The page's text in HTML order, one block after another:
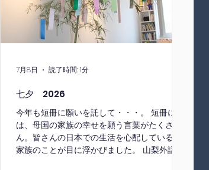
七夕 2026
今年も短冊に願いを託して・・・。 短冊に
は、母国の家族の幸せを願う言葉がたくさ
ん。皆さんの日本での生活を心配しているご
家族のことが目に浮かびました。 山梨外語学
7月8日 読了時間: 1分